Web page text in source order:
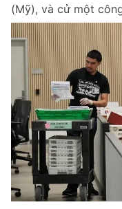
(Mỹ), và cử một